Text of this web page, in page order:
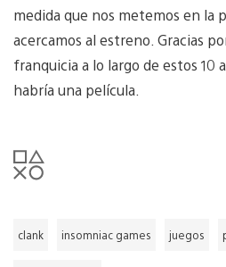
medida que nos metemos en la
acercamos al estreno. Gracias
franquicia a lo largo de estos 10
habría una película.
clank insomniac games juegos